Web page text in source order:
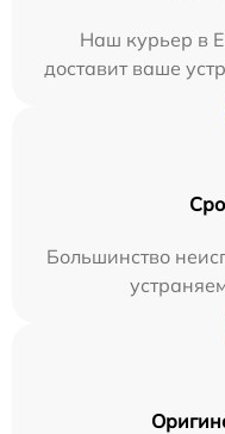
Наш курьер в
доставит ваше
Большинство